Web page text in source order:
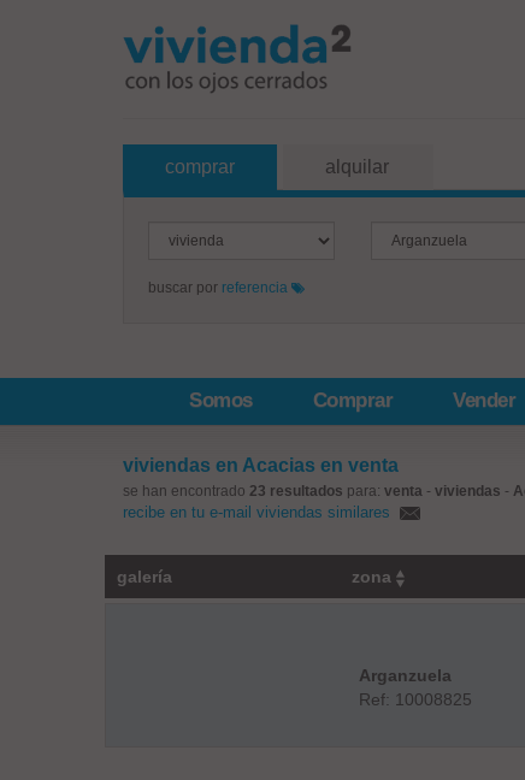
comprar alquilar
buscar por referencia
Somos Comprar Vender
viviendas en Acacias en venta
se han encontrado 23 resultados para: venta - viviendas -
recibe en tu e-mail viviendas similares
galería zona
Arganzuela
Ref: 10008825